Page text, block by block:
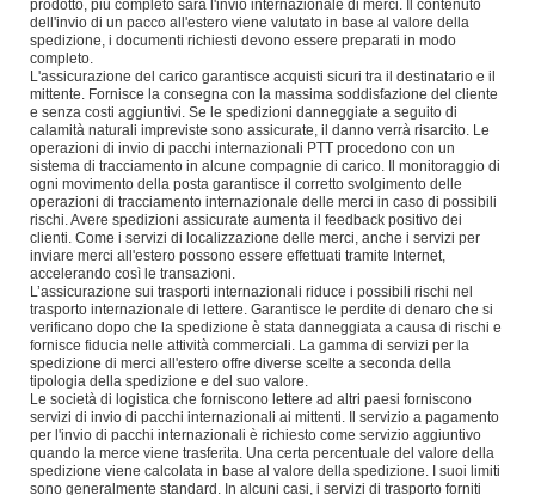
prodotto, più completo sarà l'invio internazionale di merci. Il contenuto
dell'invio di un pacco all'estero viene valutato in base al valore della
spedizione, i documenti richiesti devono essere preparati in modo
completo.
L'assicurazione del carico garantisce acquisti sicuri tra il destinatario e il
mittente. Fornisce la consegna con la massima soddisfazione del cliente
e senza costi aggiuntivi. Se le spedizioni danneggiate a seguito di
calamità naturali impreviste sono assicurate, il danno verrà risarcito. Le
operazioni di invio di pacchi internazionali PTT procedono con un
sistema di tracciamento in alcune compagnie di carico. Il monitoraggio di
ogni movimento della posta garantisce il corretto svolgimento delle
operazioni di tracciamento internazionale delle merci in caso di possibili
rischi. Avere spedizioni assicurate aumenta il feedback positivo dei
clienti. Come i servizi di localizzazione delle merci, anche i servizi per
inviare merci all'estero possono essere effettuati tramite Internet,
accelerando così le transazioni.
L’assicurazione sui trasporti internazionali riduce i possibili rischi nel
trasporto internazionale di lettere. Garantisce le perdite di denaro che si
verificano dopo che la spedizione è stata danneggiata a causa di rischi e
fornisce fiducia nelle attività commerciali. La gamma di servizi per la
spedizione di merci all'estero offre diverse scelte a seconda della
tipologia della spedizione e del suo valore.
Le società di logistica che forniscono lettere ad altri paesi forniscono
servizi di invio di pacchi internazionali ai mittenti. Il servizio a pagamento
per l'invio di pacchi internazionali è richiesto come servizio aggiuntivo
quando la merce viene trasferita. Una certa percentuale del valore della
spedizione viene calcolata in base al valore della spedizione. I suoi limiti
sono generalmente standard. In alcuni casi, i servizi di trasporto forniti